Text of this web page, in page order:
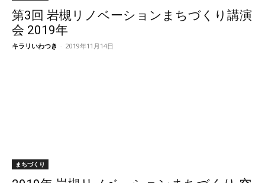
第3回 岩槻リノベーションまちづくり講演
会 2019年
キラリいわつき - 2019年11月14日
まちづくり